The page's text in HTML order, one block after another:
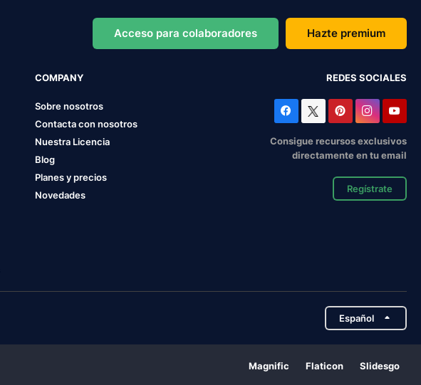
Acceso para colaboradores Hazte premium
COMPANY
Sobre nosotros
Contacta con nosotros
Nuestra Licencia
Blog
Planes y precios
Novedades
REDES SOCIALES
Consigue recursos exclusivos
directamente en tu email
Regístrate
Español
Magnific Flaticon Slidesgo